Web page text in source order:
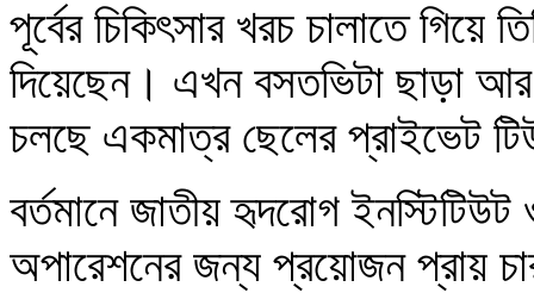
পূর্বের চিকিৎসার খরচ চালাতে গিয়ে
দিয়েছেন। এখন বসতভিটা ছাড়া
চলছে একমাত্র ছেলের প্রাইভেট
বর্তমানে জাতীয় হৃদরোগ
অপারেশনের জন্য প্রয়োজন প্রায়